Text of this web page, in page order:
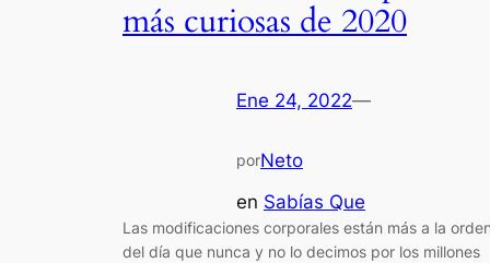
más curiosas de 2020
Ene 24, 2022—
porNeto
en Sabías Que
Las modificaciones corporales están más a la orden
del día que nunca y no lo decimos por los millones